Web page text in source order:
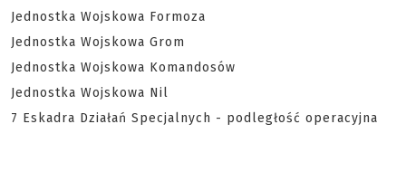
Jednostka Wojskowa Formoza
Jednostka Wojskowa Grom
Jednostka Wojskowa Komandosów
Jednostka Wojskowa Nil
7 Eskadra Działań Specjalnych - podległość operacyjna